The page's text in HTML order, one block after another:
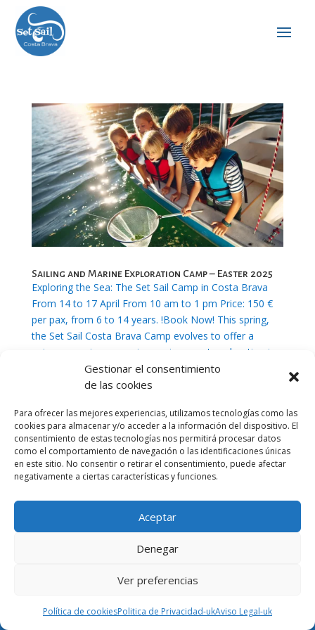
Gestionar el consentimiento
de las cookies
Para ofrecer las mejores experiencias, utilizamos tecnologías como las
cookies para almacenar y/o acceder a la información del dispositivo. El
consentimiento de estas tecnologías nos permitirá procesar datos
como el comportamiento de navegación o las identificaciones únicas
en este sitio. No consentir o retirar el consentimiento, puede afectar
negativamente a ciertas características y funciones.
Aceptar
Denegar
Ver preferencias
Política de cookiesPolitica de Privacidad-ukAviso Legal-uk
Sailing and Marine Exploration Camp – Easter 2025
Exploring the Sea: The Set Sail Camp in Costa Brava
From 14 to 17 April From 10 am to 1 pm Price: 150 €
per pax, from 6 to 14 years. !Book Now! This spring,
the Set Sail Costa Brava Camp evolves to offer a
unique experience: marine environment exploration in...